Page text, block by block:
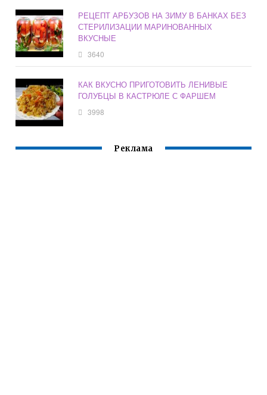
РЕЦЕПТ АРБУЗОВ НА ЗИМУ В БАНКАХ БЕЗ
СТЕРИЛИЗАЦИИ МАРИНОВАННЫХ
ВКУСНЫЕ
3640
КАК ВКУСНО ПРИГОТОВИТЬ ЛЕНИВЫЕ
ГОЛУБЦЫ В КАСТРЮЛЕ С ФАРШЕМ
3998
Реклама